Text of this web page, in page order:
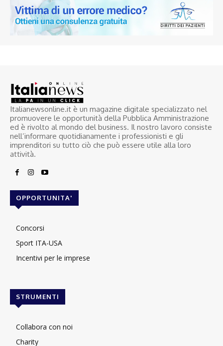
Italianewsonline.it è un magazine digitale specializzato nel
promuovere le opportunità della Pubblica Amministrazione
ed è rivolto al mondo del business. Il nostro lavoro consiste
nell’informare quotidianamente i professionisti e gli
imprenditori su tutto ciò che può essere utile alla loro
attività.
OPPORTUNITA'
Concorsi
Sport ITA-USA
Incentivi per le imprese
STRUMENTI
Collabora con noi
Charity